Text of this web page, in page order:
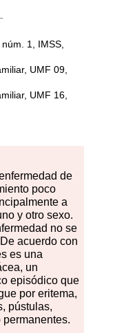
1, IMSS,
UMF 09,
UMF 16,
de
poco
a
y otro sexo.
no se
acuerdo con
es una
un
episódico que
por eritema,
pústulas,